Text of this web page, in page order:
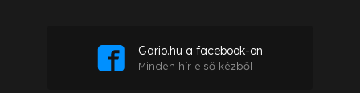
Gario.hu a facebook-on
Minden hír első kézből